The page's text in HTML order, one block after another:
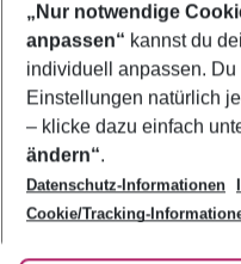
Footer
Footer navigation
Über uns
AGB
Bestpreisgarantie
Cookie-Einstellungen
Cookie-Richtlinie
Agenturbetreuung
Barrierefreies Reisen
Folge uns
„Nur notwendige
anpassen“ kannst du
individuell anpassen.
Einstellungen natürlich
– klicke dazu einfach
ändern“.
Datenschutz-Informationen
Cookie/Tracking-